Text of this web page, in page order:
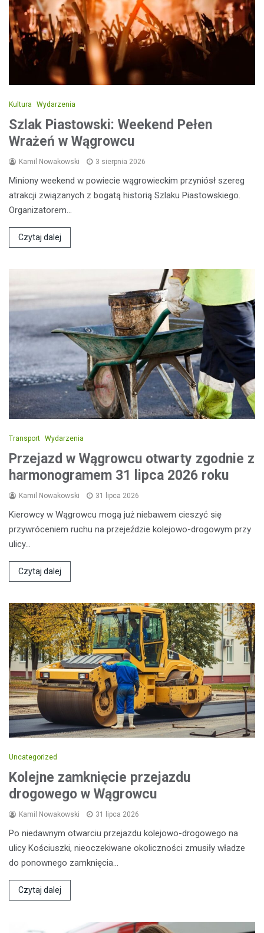
Kultura Wydarzenia
Szlak Piastowski: Weekend Pełen
Wrażeń w Wągrowcu
Kamil Nowakowski 3 sierpnia 2026
Miniony weekend w powiecie wągrowieckim przyniósł szereg
atrakcji związanych z bogatą historią Szlaku Piastowskiego.
Organizatorem…
Czytaj dalej
Transport Wydarzenia
Przejazd w Wągrowcu otwarty zgodnie z
harmonogramem 31 lipca 2026 roku
Kamil Nowakowski 31 lipca 2026
Kierowcy w Wągrowcu mogą już niebawem cieszyć się
przywróceniem ruchu na przejeździe kolejowo-drogowym przy
ulicy…
Czytaj dalej
Uncategorized
Kolejne zamknięcie przejazdu
drogowego w Wągrowcu
Kamil Nowakowski 31 lipca 2026
Po niedawnym otwarciu przejazdu kolejowo-drogowego na
ulicy Kościuszki, nieoczekiwane okoliczności zmusiły władze
do ponownego zamknięcia…
Czytaj dalej